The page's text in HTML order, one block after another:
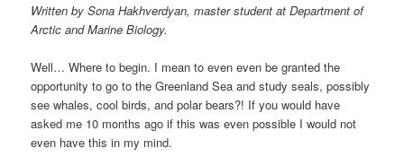
Written by Sona Hakhverdyan, master student at Department of
Arctic and Marine Biology.
Well… Where to begin. I mean to even even be granted the
opportunity to go to the Greenland Sea and study seals, possibly
see whales, cool birds, and polar bears?! If you would have
asked me 10 months ago if this was even possible I would not
even have this in my mind.